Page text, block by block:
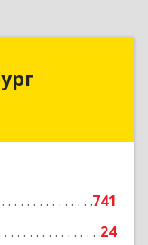
741
24
Оренбург
Березка